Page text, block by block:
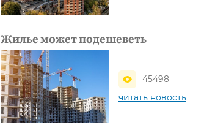
Жилье может подешеветь
45498
читать новость